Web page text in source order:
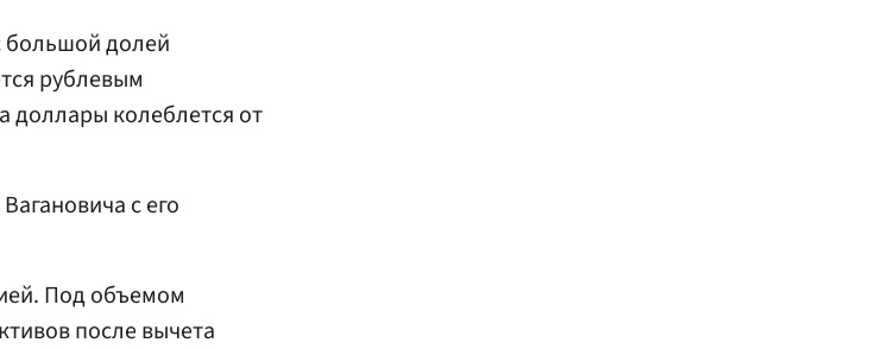
большой долей
рублевым
доллары колеблется от
с его
Под объемом
после вычета